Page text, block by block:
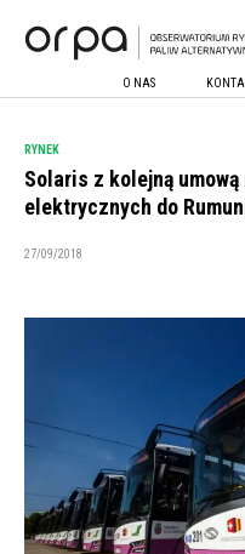
O NAS
RYNEK
Solaris z kolejną
elektrycznych do
27/09/2018